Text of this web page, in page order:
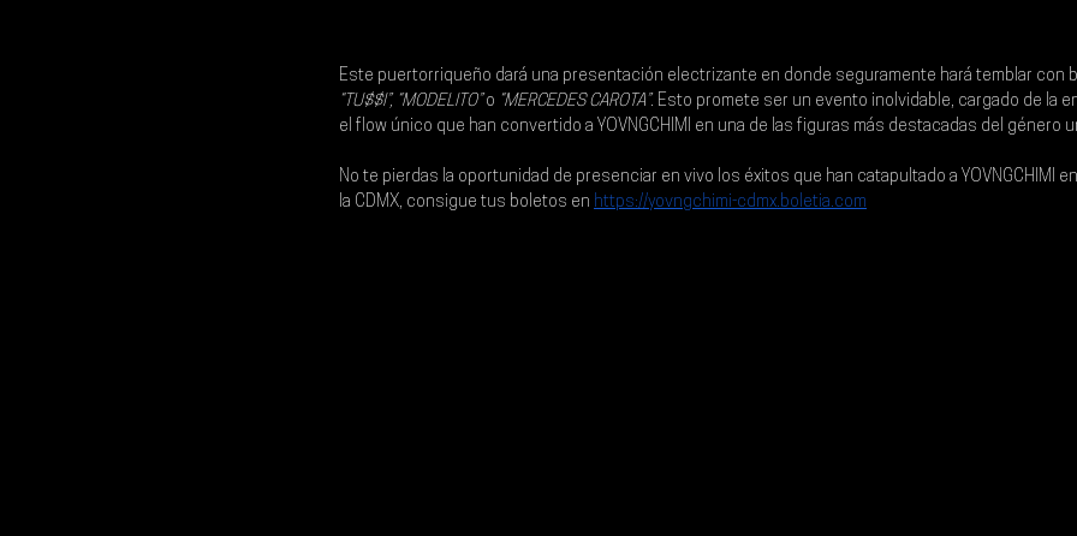
Este puertorriqueño dará una presentación electrizante en donde seguramente hará temblar con
“TU$$I”, “MODELITO” o “MERCEDES CAROTA”. Esto promete ser un evento inolvidable, cargado de la
el flow único que han convertido a YOVNGCHIMI en una de las figuras más destacadas del género
No te pierdas la oportunidad de presenciar en vivo los éxitos que han catapultado a YOVNGCHIMI
la CDMX, consigue tus boletos en https://yovngchimi-cdmx.boletia.com